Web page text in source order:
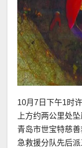
10月7日下午1时
上方约两公里处
青岛市世宝特慈
急救援分队先后